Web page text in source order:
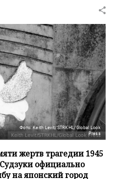
Фото: Keith Levit/STRKHL/Global Look
Press
жертв трагедии 1945
официально
на японский город